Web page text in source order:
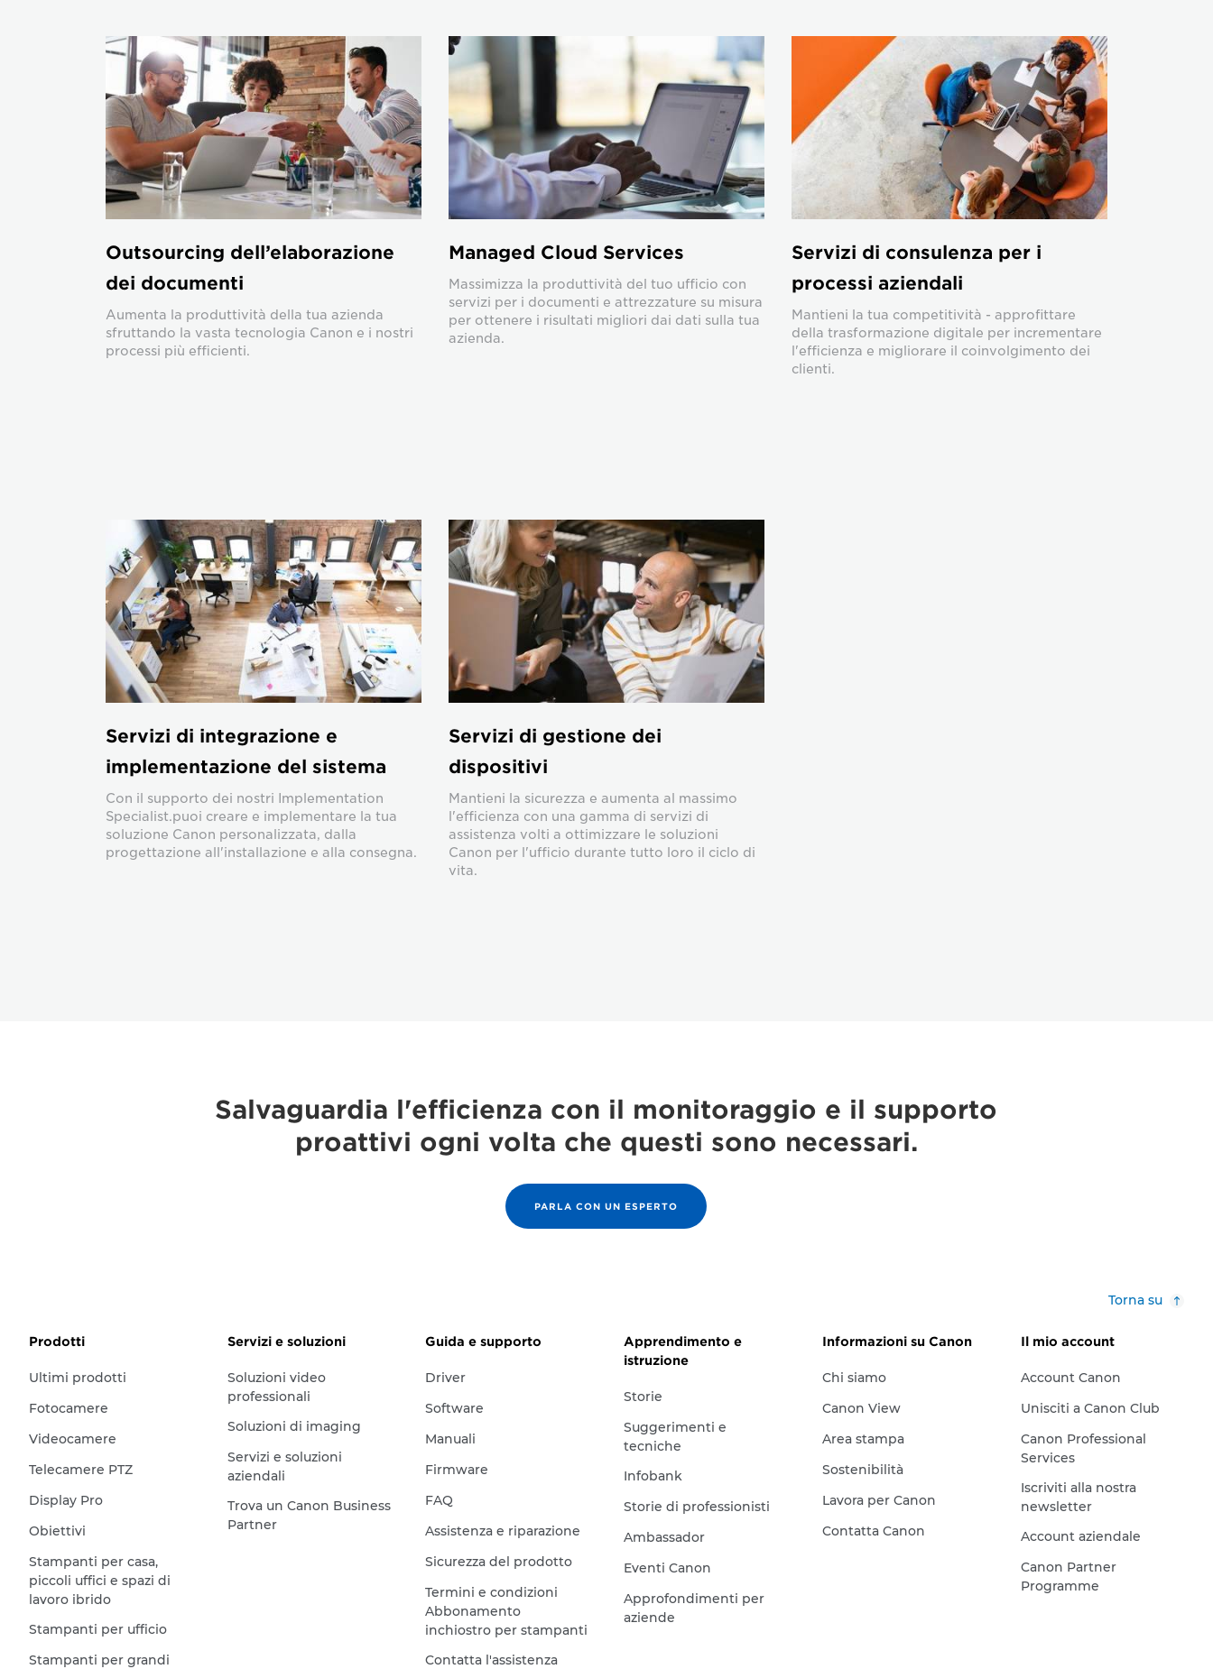
Outsourcing dell’elaborazione
dei documenti
Aumenta la produttività della tua azienda
sfruttando la vasta tecnologia Canon e i nostri
processi più efficienti.
Managed Cloud Services
Massimizza la produttività del tuo ufficio con
servizi per i documenti e attrezzature su misura
per ottenere i risultati migliori dai dati sulla tua
azienda.
Servizi di consulenza per i
processi aziendali
Mantieni la tua competitività - approfittare
della trasformazione digitale per incrementare
l'efficienza e migliorare il coinvolgimento dei
clienti.
Servizi di integrazione e
implementazione del sistema
Con il supporto dei nostri Implementation
Specialist.puoi creare e implementare la tua
soluzione Canon personalizzata, dalla
progettazione all'installazione e alla consegna.
Servizi di gestione dei
dispositivi
Mantieni la sicurezza e aumenta al massimo
l'efficienza con una gamma di servizi di
assistenza volti a ottimizzare le soluzioni
Canon per l'ufficio durante tutto loro il ciclo di
vita.
Salvaguardia l'efficienza con il monitoraggio e il supporto
proattivi ogni volta che questi sono necessari.
PARLA CON UN ESPERTO
Torna su
Prodotti
Ultimi prodotti
Fotocamere
Videocamere
Telecamere PTZ
Display Pro
Obiettivi
Stampanti per casa,
piccoli uffici e spazi di
lavoro ibrido
Stampanti per ufficio
Stampanti per grandi
Servizi e soluzioni
Soluzioni video
professionali
Soluzioni di imaging
Servizi e soluzioni
aziendali
Trova un Canon Business
Partner
Guida e supporto
Driver
Software
Manuali
Firmware
FAQ
Assistenza e riparazione
Sicurezza del prodotto
Termini e condizioni
Abbonamento
inchiostro per stampanti
Contatta l'assistenza
Apprendimento e
istruzione
Storie
Suggerimenti e
tecniche
Infobank
Storie di professionisti
Ambassador
Eventi Canon
Approfondimenti per
aziende
Informazioni su Canon
Chi siamo
Canon View
Area stampa
Sostenibilità
Lavora per Canon
Contatta Canon
Il mio account
Account Canon
Unisciti a Canon Club
Canon Professional
Services
Iscriviti alla nostra
newsletter
Account aziendale
Canon Partner
Programme